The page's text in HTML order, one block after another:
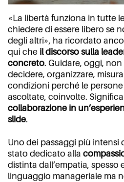
«La libertà funziona in tutte
chiedere di essere libero se
degli altri», ha ricordato
qui che il discorso sulla
concreto. Guidare, oggi,
decidere, organizzare,
condizioni perché le
ascoltate, coinvolte. Significa
collaborazione in
slide.
Uno dei passaggi più intensi
stato dedicato alla
distinta dall’empatia, spesso
linguaggio manageriale ma